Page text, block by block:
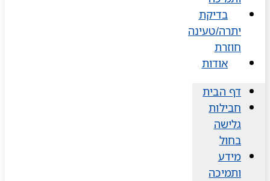
בדיקת
יתרה/טעינה
חוזרת
אודות
דף הבית
חבילות
גלישה
בחול
מידע
ותמיכה